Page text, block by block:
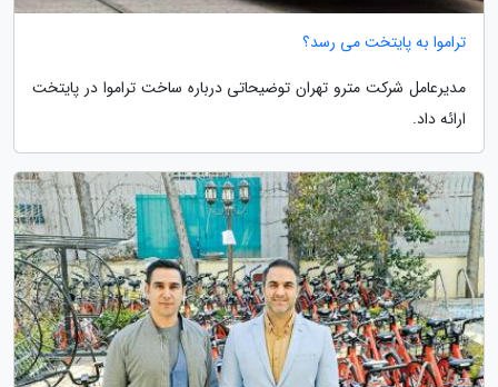
تراموا به پایتخت می رسد؟
مدیرعامل شرکت مترو تهران توضیحاتی درباره ساخت تراموا در پایتخت
ارائه داد.